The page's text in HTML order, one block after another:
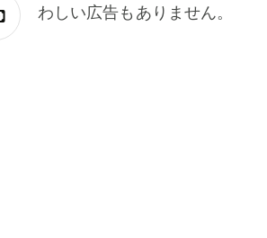
わしい広告もありません。